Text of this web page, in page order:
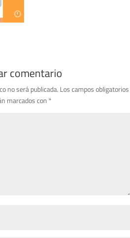
comentario
no será publicada. Los campos obligatorios
marcados con *